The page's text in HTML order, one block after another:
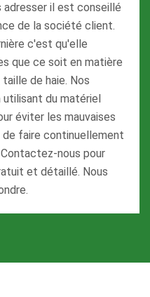
adresser il est conseillé
de la société client.
c'est qu'elle
que ce soit en matière
de haie. Nos
du matériel
éviter les mauvaises
faire continuellement
nous pour
et détaillé. Nous